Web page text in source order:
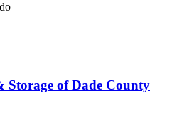
of Dade County